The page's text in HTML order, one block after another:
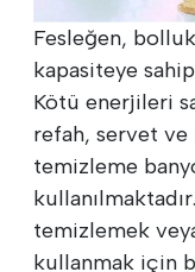
Fesleğen,
kapasiteye
Kötü enerjileri
refah, servet
temizleme
temizlemek
kullanmak için